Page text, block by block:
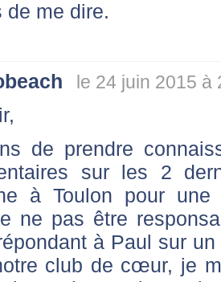
de me dire.
le 24 juin 2015 à
de prendre
sur les 2
à Toulon pour une
ne pas être
à Paul sur
club de cœur, je